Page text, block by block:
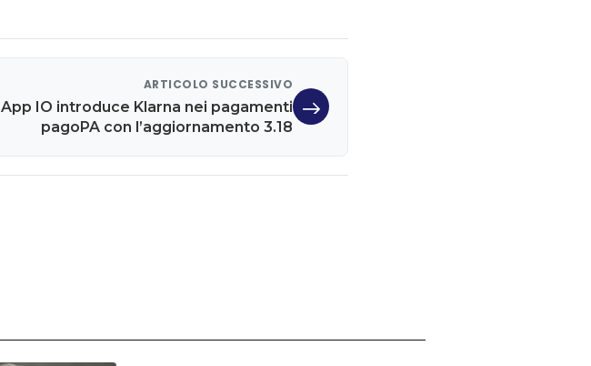
ARTICOLO SUCCESSIVO
App IO introduce Klarna nei pagamenti
pagoPA con l’aggiornamento 3.18